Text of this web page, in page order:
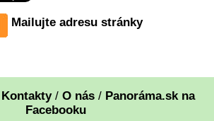
Mailujte adresu stránky
/ O nás/ Panoráma.sk na
Facebooku